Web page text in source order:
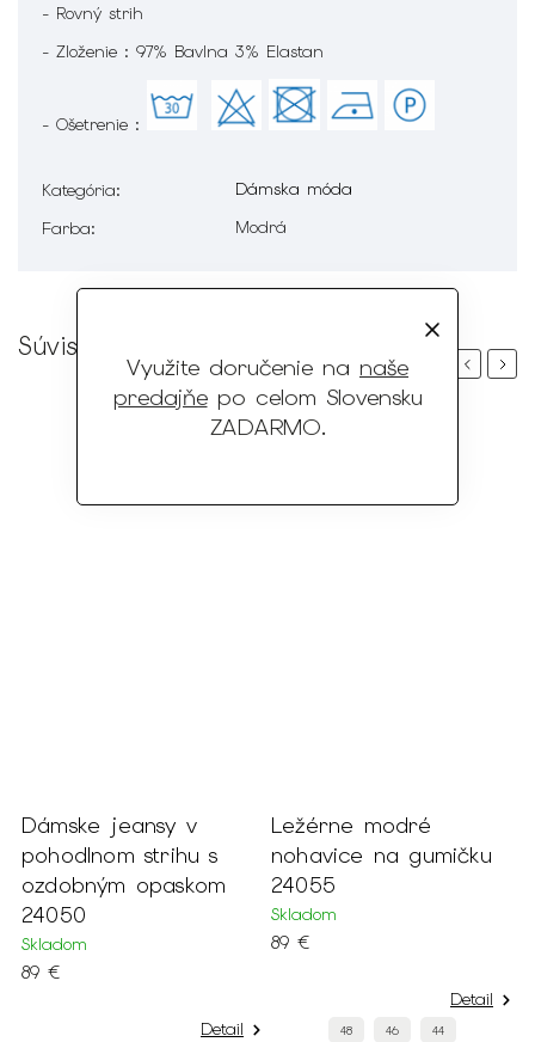
Využite doručenie na naše
predajňepo celom Slovensku
ZADARMO.
- Rovný strih
- Zloženie : 97% Bavlna 3% Elastan
- Ošetrenie :
Kategória:
Dámska móda
Farba: Modrá
Súvisiaci tovar
Previous
Dámske jeansy v
pohodlnom strihu s
ozdobným opaskom
24050
Skladom
89 €
Detail
Ležérne modré
nohavice na gumičku
24055
Skladom
89 €
Detail
48 46 44
Next